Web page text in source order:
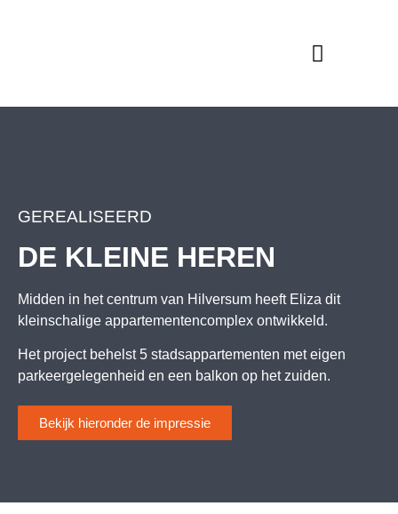
GEREALISEERD
DE KLEINE HEREN
Midden in het centrum van Hilversum heeft Eliza dit
kleinschalige appartementencomplex ontwikkeld.
Het project behelst 5 stadsappartementen met eigen
parkeergelegenheid en een balkon op het zuiden.
Bekijk hieronder de impressie